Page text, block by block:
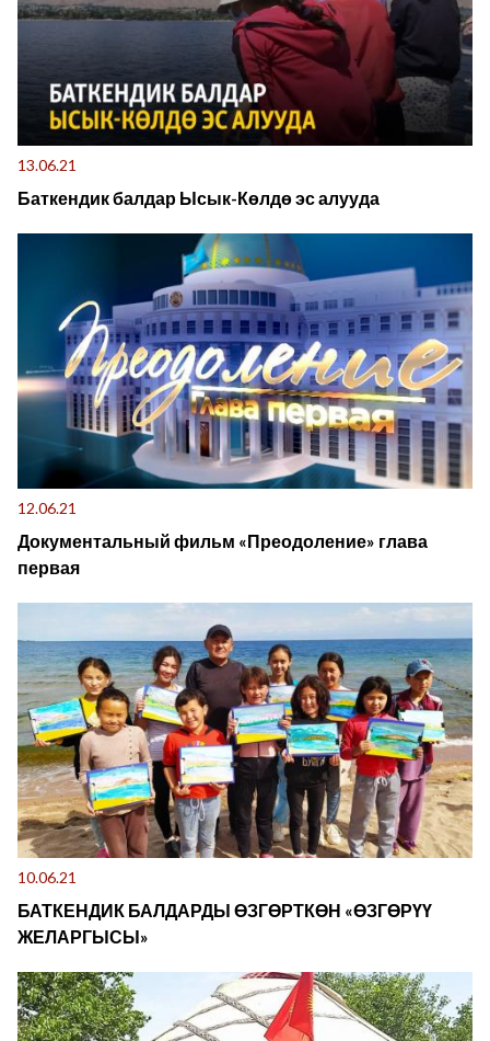
13.06.21
Баткендик балдар Ысык-Көлдө эс алууда
12.06.21
Документальный фильм «Преодоление» глава
первая
10.06.21
БАТКЕНДИК БАЛДАРДЫ ӨЗГӨРТКӨН «ӨЗГӨРҮҮ
ЖЕЛАРГЫСЫ»